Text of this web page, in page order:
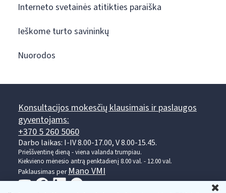
Interneto svetainės atitikties paraiška
Ieškome turto savininkų
Nuorodos
Konsultacijos mokesčių klausimais ir paslaugos
gyventojams:
+370 5 260 5060
Darbo laikas: I-IV 8.00-17.00, V 8.00-15.45.
Prieššventinę dieną - viena valanda trumpiau.
Kiekvieno mėnesio antrą penktadienį 8.00 val. - 12.00 val.
Paklausimas per Mano VMI